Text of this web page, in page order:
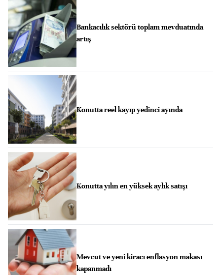
Bankacılık sektörü toplam mevduatında
artış
Konutta reel kayıp yedinci ayında
Konutta yılın en yüksek aylık satışı
Mevcut ve yeni kiracı enflasyon makası
kapanmadı